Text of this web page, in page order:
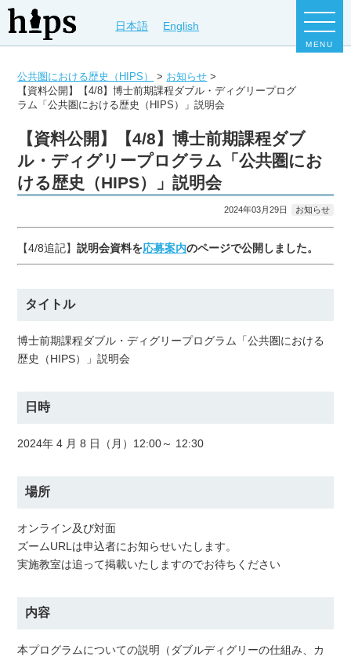
日本語 English
MENU
公共圏における歴史（HIPS） > お知らせ >
【資料公開】【4/8】博士前期課程ダブル・ディグリープログ
ラム「公共圏における歴史（HIPS）」説明会
【資料公開】【4/8】博士前期課程ダブ
ル・ディグリープログラム「公共圏にお
ける歴史（HIPS）」説明会
2024年03月29日 お知らせ
【4/8追記】説明会資料を応募案内のページで公開しました。
タイトル
博士前期課程ダブル・ディグリープログラム「公共圏における
歴史（HIPS）」説明会
日時
2024年 4 月 8 日（月）12:00～ 12:30
場所
オンライン及び対面
ズームURLは申込者にお知らせいたします。
実施教室は追って掲載いたしますのでお待ちください
内容
本プログラムについての説明（ダブルディグリーの仕組み、カ